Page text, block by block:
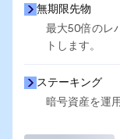
無期限先物
最大50倍のレ
トします。
ステーキング
暗号資産を運